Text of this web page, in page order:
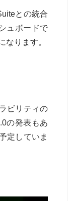
との統合
ュボードで
なります。
ビリティの
の発表もあ
定していま